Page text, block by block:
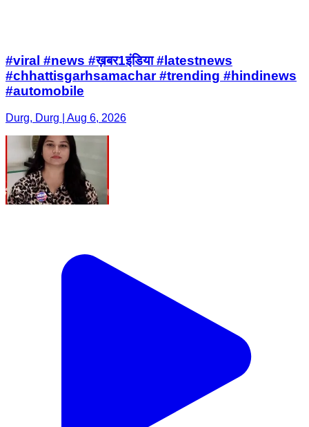
#viral #news #ख़बर1इंडिया #latestnews
#chhattisgarhsamachar #trending #hindinews
#automobile
Durg, Durg | Aug 6, 2026